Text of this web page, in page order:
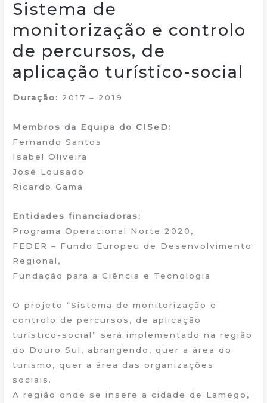
Sistema de
monitorização e controlo
de percursos, de
aplicação turístico-social
Duração: 2017 – 2019
Membros da Equipa do CISeD:
Fernando Santos
Isabel Oliveira
José Lousado
Ricardo Gama
Entidades financiadoras:
Programa Operacional Norte 2020,
FEDER – Fundo Europeu de Desenvolvimento
Regional,
Fundação para a Ciência e Tecnologia
O projeto “Sistema de monitorização e
controlo de percursos, de aplicação
turístico-social” será implementado na região
do Douro Sul, abrangendo, quer a área do
turismo, quer a área das organizações
sociais.
A região onde se insere a cidade de Lamego,